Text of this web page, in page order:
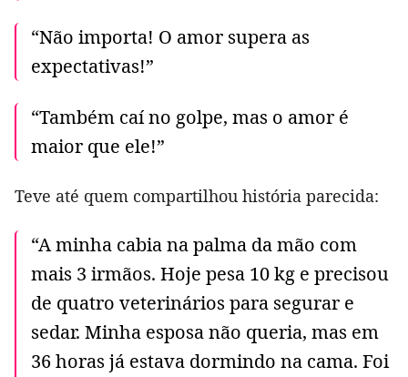
“Não importa! O amor supera as
expectativas!”
“Também caí no golpe, mas o amor é
maior que ele!”
Teve até quem compartilhou história parecida:
“A minha cabia na palma da mão com
mais 3 irmãos. Hoje pesa 10 kg e precisou
de quatro veterinários para segurar e
sedar. Minha esposa não queria, mas em
36 horas já estava dormindo na cama. Foi